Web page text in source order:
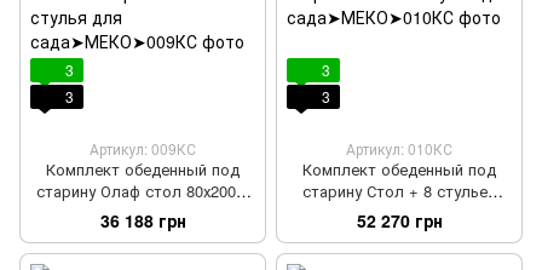
3
3
Артикул: 009КС
Комплект обеденный под
старину Олаф стол 80х200 4
стула + лавка
36 188 грн
3
3
Артикул: 010КС
Комплект обеденный под
старину Стол + 8 стульев
Питирим
52 270 грн